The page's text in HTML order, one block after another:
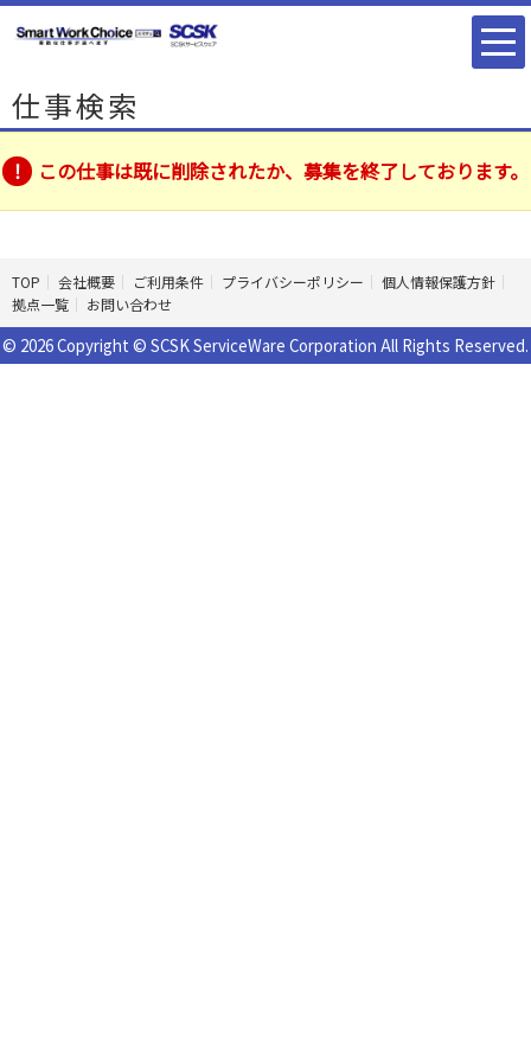
仕事検索
この仕事は既に削除されたか、募集を終了しております。
TOP 会社概要 ご利用条件 プライバシーポリシー
個人情報保護方針
拠点一覧
お問い合わせ
© 2026 Copyright © SCSK ServiceWare Corporation All Rights Reserved.